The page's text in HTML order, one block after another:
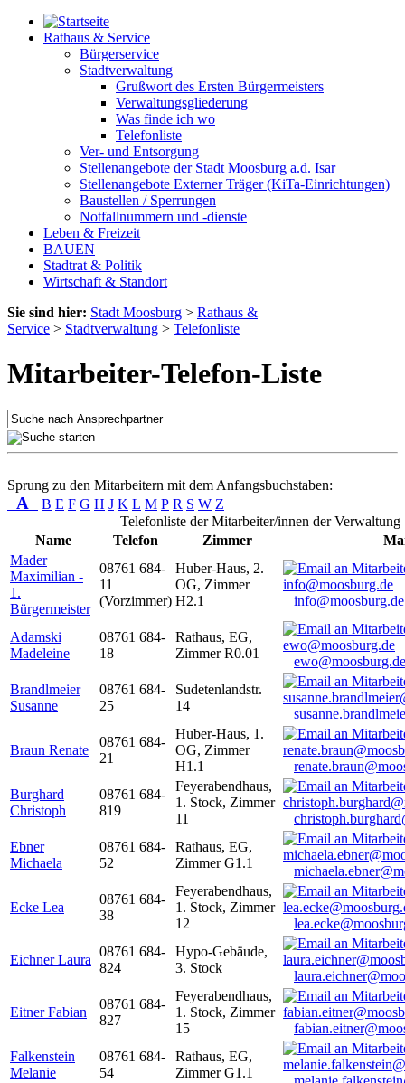
Rathaus & Service
Bürgerservice
Stadtverwaltung
Grußwort des Ersten Bürgermeisters
Verwaltungsgliederung
Was finde ich wo
Telefonliste
Ver- und Entsorgung
Stellenangebote der Stadt Moosburg a.d. Isar
Stellenangebote Externer Träger (KiTa-Einrichtungen)
Baustellen / Sperrungen
Notfallnummern und -dienste
Leben & Freizeit
BAUEN
Stadtrat & Politik
Wirtschaft & Standort
Sie sind hier: Stadt Moosburg > Rathaus &
Service > Stadtverwaltung > Telefonliste
Mitarbeiter-Telefon-Liste
Sprung zu den Mitarbeitern mit dem Anfangsbuchstaben:
A B E F G H J K L M P R S W Z
Telefonliste der Mitarbeiter/innen der Verwaltung
Name
Telefon Zimmer
Mader
Maximilian -
1.
Bürgermeister
08761 684-
11
(Vorzimmer)
Huber-Haus, 2.
OG, Zimmer
H2.1
info@moosburg.de
Adamski
Madeleine
08761 684-
18
Rathaus, EG,
Zimmer R0.01
ewo@moosburg.de
Brandlmeier
Susanne
08761 684-
25
Sudetenlandstr.
14
Braun Renate
08761 684-
21
Huber-Haus, 1.
OG, Zimmer
H1.1
Burghard
Christoph
08761 684-
819
Feyerabendhaus,
1. Stock, Zimmer
11
Ebner
Michaela
08761 684-
52
Rathaus, EG,
Zimmer G1.1
Ecke Lea
08761 684-
38
Feyerabendhaus,
1. Stock, Zimmer
12
Eichner Laura
08761 684-
824
Hypo-Gebäude,
3. Stock
Eitner Fabian
08761 684-
827
Feyerabendhaus,
1. Stock, Zimmer
15
Falkenstein
Melanie
08761 684-
54
Rathaus, EG,
Zimmer G1.1